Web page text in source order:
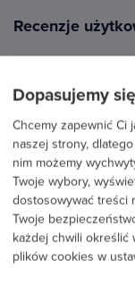
Recenzje
30 lipca 2026
Krzysztof G
PROFIL
5.0
Ten kurs
podstawowych
początku byłem
Dopasujemy
Chcemy zapewnić Ci
naszej strony,
nim możemy
Twoje wybory,
dostosowywać treści
Twoje
każdej chwili określić
plików cookies w